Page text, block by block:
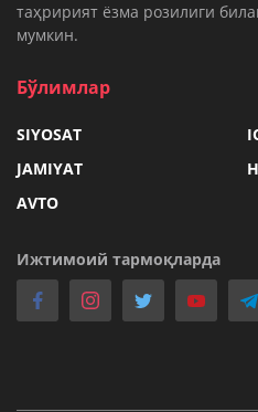
таҳририят ёзма розилиги
мумкин.
Бўлимлар
SIYOSAT
JAMIYAT
AVTO
Ижтимоий тармоқларда